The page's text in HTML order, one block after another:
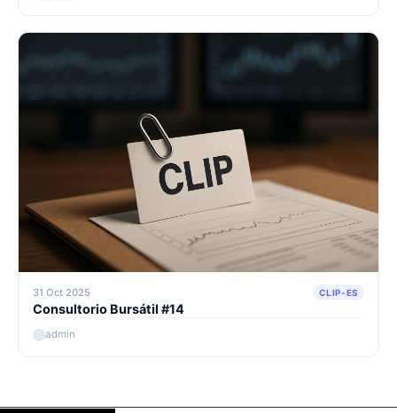
31 Oct 2025 CLIP-ES
Consultorio Bursátil #14
admin